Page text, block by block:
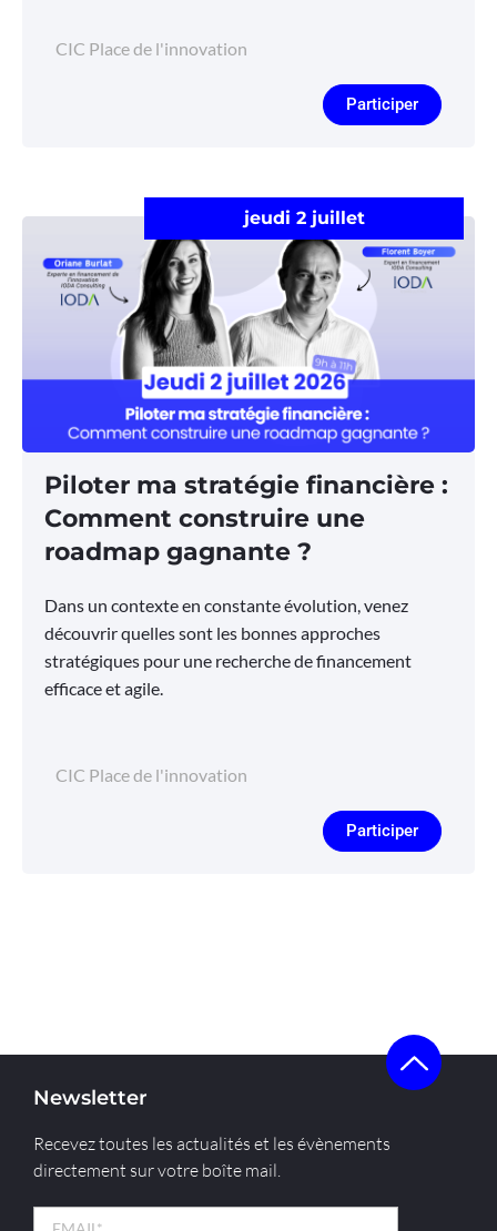
CIC Place de l'innovation
Participer
jeudi 2 juillet
Piloter ma stratégie financière :
Comment construire une
roadmap gagnante ?
Dans un contexte en constante évolution, venez
découvrir quelles sont les bonnes approches
stratégiques pour une recherche de financement
efficace et agile.
CIC Place de l'innovation
Participer
Newsletter
Recevez toutes les actualités et les évènements
directement sur votre boîte mail.